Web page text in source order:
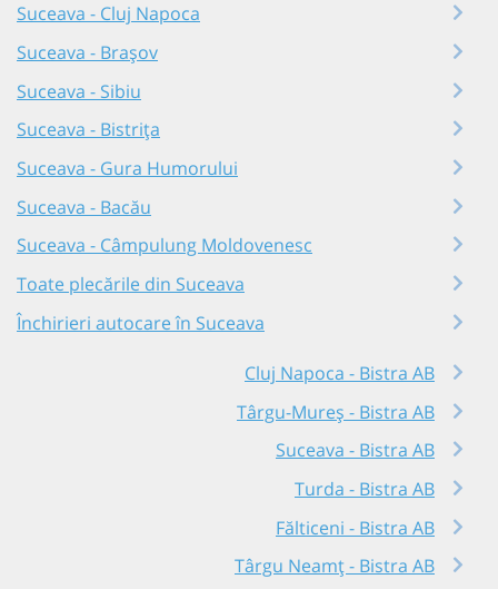
Suceava - Cluj Napoca
Suceava - Brașov
Suceava - Sibiu
Suceava - Bistrița
Suceava - Gura Humorului
Suceava - Bacău
Suceava - Câmpulung Moldovenesc
Toate plecările din Suceava
Închirieri autocare în Suceava
Cluj Napoca - Bistra AB
Târgu-Mureș - Bistra AB
Suceava - Bistra AB
Turda - Bistra AB
Fălticeni - Bistra AB
Târgu Neamț - Bistra AB